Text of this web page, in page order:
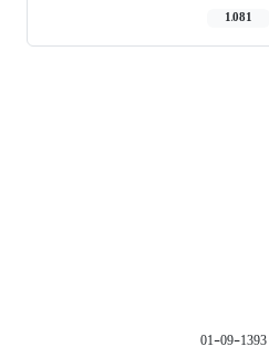
1,081
1393-09-01